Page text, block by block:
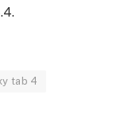
tab 4